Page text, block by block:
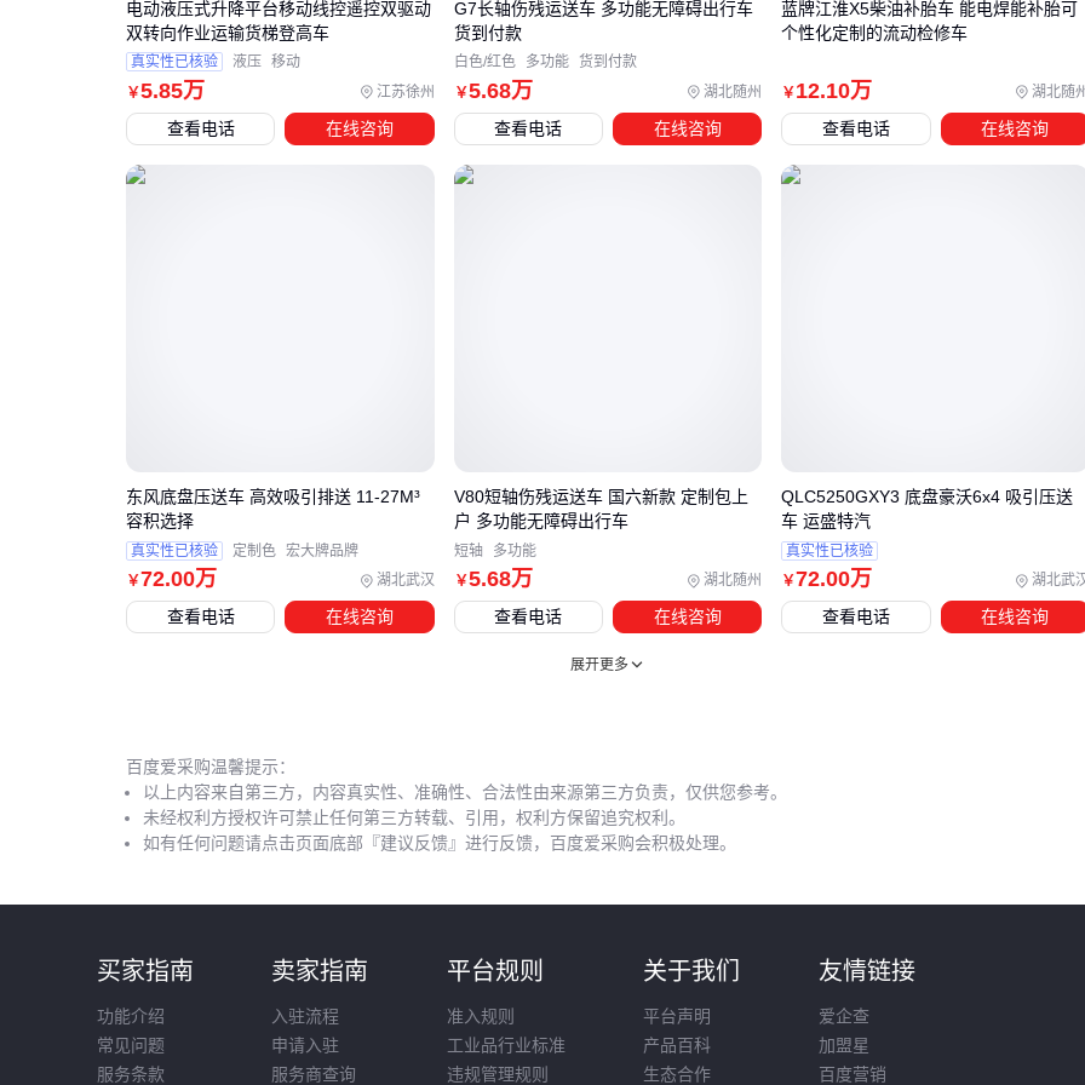
经常户外使用的建议加装助行车防风装置
，减少侧风干扰
需要频繁上下车的用户应考虑
室内狭窄空间使用时可选折叠式夹轨器 节省存放面积
特别注意刹车系统的适配性，不同承重车型对制动力的需求差
用户。气压不足不仅增加推行阻力，还可能加速轴承磨损。简
易判断方法：用手指按压轮胎，下陷不超过1厘米为佳。
折叠关节处建议每季度涂抹硅基润滑剂，比普通机油更不易吸
附灰尘。存放时避免阳光直射塑料部件，防止材质脆化。这些
细节维护能显著延长关键部件的使用寿命。
让使用者忘记设备的存在，自然融入日常动线。
￥5.85万 江苏徐州
电动液压式升降平台移动线控遥控双驱动
双转向作业运输货梯登高车
真实性已核验 液压 移动
查看电话 在线咨询
￥5.68万 湖北随州
G7长轴伤残运送车 多功能无障碍出行车
货到付款
白色/红色 多功能 货到付款
查看电话 在线咨询
￥12.10万 湖北随
蓝牌江淮X5柴油补胎车 能电焊能补胎可
个性化定制的流动检修车
查看电话 在线咨询
￥72.00万 湖北武汉
东风底盘压送车 高效吸引排送 11-27M³
容积选择
真实性已核验 定制色 宏大牌品牌
查看电话 在线咨询
￥5.68万 湖北随州
V80短轴伤残运送车 国六新款 定制包上
户 多功能无障碍出行车
短轴 多功能
查看电话 在线咨询
￥72.00万 湖北武
QLC5250GXY3 底盘豪沃6x4 吸引压送
车 运盛特汽
真实性已核验
查看电话 在线咨询
展开更多
百度爱采购温馨提示：
以上内容来自第三方，内容真实性、准确性、合法性由来源第三方负责，仅供您参考。
未经权利方授权许可禁止任何第三方转载、引用，权利方保留追究权利。
如有任何问题请点击页面底部『建议反馈』进行反馈，百度爱采购会积极处理。
买家指南
功能介绍
常见问题
服务条款
卖家指南
入驻流程
申请入驻
服务商查询
平台规则
准入规则
工业品行业标准
违规管理规则
关于我们
平台声明
产品百科
生态合作
友情链接
爱企查
加盟星
百度营销